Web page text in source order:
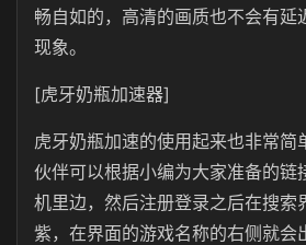
畅自如的，高清的画质也不会有延
现象。
[虎牙奶瓶加速器]
虎牙奶瓶加速的使用起来也非常简
伙伴可以根据小编为大家准备的链
机里边，然后注册登录之后在搜索
紫，在界面的游戏名称的右侧就会